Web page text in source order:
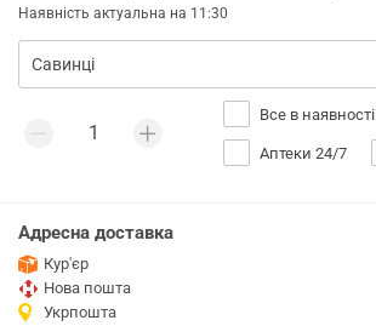
Наявність актуальна на 11:30
Все в наявності
Аптеки 24/7
Адресна доставка
Кур'єр
Нова пошта
Укрпошта